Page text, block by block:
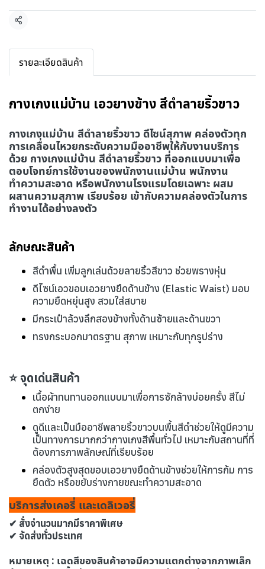
แชร์
รายละเอียดสินค้า
กางเกงแม่บ้าน เอวยางข้าง สีดำลายริ้วขาว
กางเกงแม่บ้าน สีดำลายริ้วขาว ดีไซน์สุภาพ คล่องตัวทุก
การเคลื่อนไหวยกระดับความมืออาชีพให้กับงานบริการ
ด้วย กางเกงแม่บ้าน สีดำลายริ้วขาว ที่ออกแบบมาเพื่อ
ตอบโจทย์การใช้งานของพนักงานแม่บ้าน พนักงาน
ทำความสะอาด หรือพนักงานโรงแรมโดยเฉพาะ ผสม
ผสานความสุภาพ เรียบร้อย เข้ากับความคล่องตัวในการ
ทำงานได้อย่างลงตัว
ลักษณะสินค้า
สีดำพื้น เพิ่มลูกเล่นด้วยลายริ้วสีขาว ช่วยพรางหุ่น
ดีไซน์เอวขอบเอวยางยืดด้านข้าง (Elastic Waist) มอบ
ความยืดหยุ่นสูง สวมใส่สบาย
มีกระเป๋าล้วงลึกสองข้างทั้งด้านซ้ายและด้านขวา
ทรงกระบอกมาตรฐาน สุภาพ เหมาะกับทุกรูปร่าง
⭐ จุดเด่นสินค้า
เนื้อผ้าทนทานออกแบบมาเพื่อการซักล้างบ่อยครั้ง สีไม่
ตกง่าย
ดูดีและเป็นมืออาชีพลายริ้วขาวบนพื้นสีดำช่วยให้ดูมีความ
เป็นทางการมากกว่ากางเกงสีพื้นทั่วไป เหมาะกับสถานที่ที่
ต้องการภาพลักษณ์ที่เรียบร้อย
คล่องตัวสูงสุดขอบเอวยางยืดด้านข้างช่วยให้การก้ม การ
ยืดตัว หรือขยับร่างกายขณะทำความสะอาด
บริการส่งเคอรี่ และเดลิเวอรี่
✔ สั่งจำนวนมากมีราคาพิเศษ
✔ จัดส่งทั่วประเทศ
หมายเหตุ : เฉดสีของสินค้าอาจมีความแตกต่างจากภาพเล็ก